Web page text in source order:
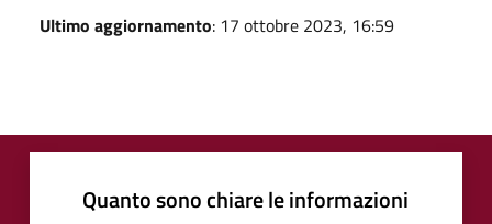
Ultimo aggiornamento: 17 ottobre 2023, 16:59
Quanto sono chiare le informazioni